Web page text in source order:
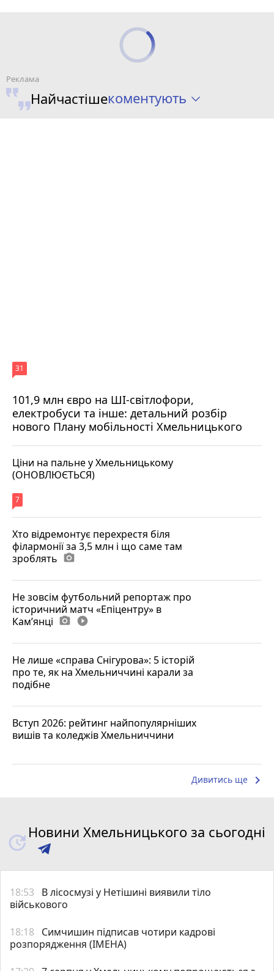
Найчастішекоментують
101,9 млн євро на ШІ-світлофори,
електробуси та інше: детальний розбір
нового Плану мобільності Хмельницького
31
Ціни на пальне у Хмельницькому
(ОНОВЛЮЄТЬСЯ)
7
Хто відремонтує перехрестя біля
філармонії за 3,5 млн і що саме там
зроблять photo_camera
Не зовсім футбольний репортаж про
історичний матч «Епіцентру» в
Камʼянці photo_camera play_circle_filled
Не лише «справа Снігурова»: 5 історій
про те, як на Хмельниччині карали за
подібне
Вступ 2026: рейтинг найпопулярніших
вишів та коледжів Хмельниччини
Дивитись ще keyboard_arrow_right
Новини Хмельницького за сьогодні
18:53
В лісосмузі у Нетішині виявили тіло
військового
18:18
Симчишин підписав чотири кадрові
розпорядження (ІМЕНА)